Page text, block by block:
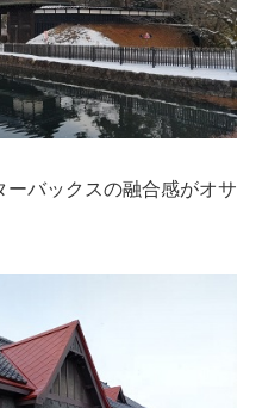
ーバックスの融合感がオサ